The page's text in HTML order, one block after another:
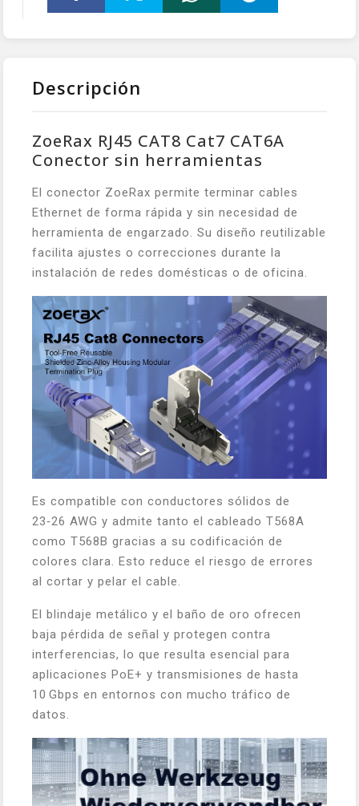
Descripción
ZoeRax RJ45 CAT8 Cat7 CAT6A
Conector sin herramientas
El conector ZoeRax permite terminar cables
Ethernet de forma rápida y sin necesidad de
herramienta de engarzado. Su diseño reutilizable
facilita ajustes o correcciones durante la
instalación de redes domésticas o de oficina.
Es compatible con conductores sólidos de
23‑26 AWG y admite tanto el cableado T568A
como T568B gracias a su codificación de
colores clara. Esto reduce el riesgo de errores
al cortar y pelar el cable.
El blindaje metálico y el baño de oro ofrecen
baja pérdida de señal y protegen contra
interferencias, lo que resulta esencial para
aplicaciones PoE+ y transmisiones de hasta
10 Gbps en entornos con mucho tráfico de
datos.